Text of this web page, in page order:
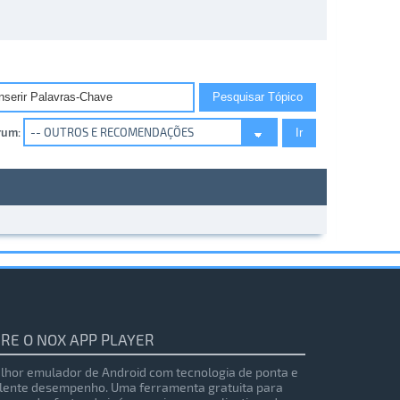
O NOX APP PLAYER
emulador de Android com tecnologia de ponta e
desempenho. Uma ferramenta gratuita para